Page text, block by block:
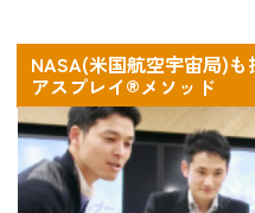
NASA(米国航空宇宙局)
アスプレイ®メソッド